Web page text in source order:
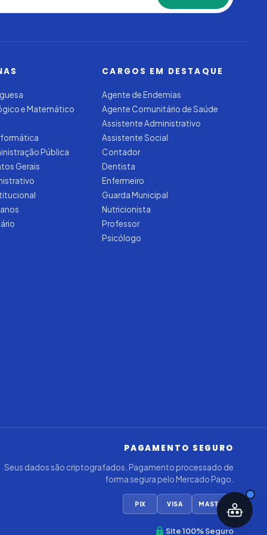
e Matemático
Pública
Gerais
CARGOS EM DESTAQUE
Agente de Endemias
Agente Comunitário de Saúde
Assistente Administrativo
Assistente Social
Contador
Dentista
Enfermeiro
Guarda Municipal
Nutricionista
Professor
Psicólogo
PAGAMENTO SEGURO
Seus dados são criptografados. Pagamento processado de
forma segura pelo Mercado Pago.
PIX VISA MASTER
Site 100% Seguro